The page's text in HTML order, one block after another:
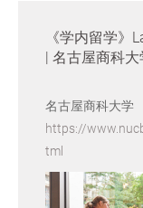
《学内留学》
| 名古屋商科
名古屋商科大学
https://
tml